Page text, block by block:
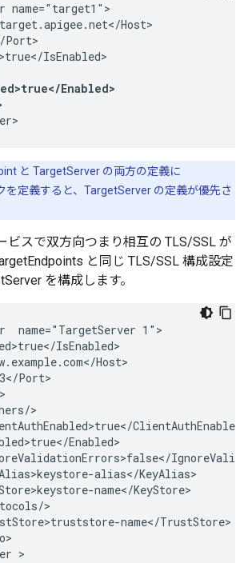
name="target1">
Host>
Port>
IsEnabled>
Enabled>
と TargetServer の両方の定義に
を定義すると、TargetServer の定義が優先さ
ビスで双方向つまり相互の TLS/SSL が
と同じ TLS/SSL 構成設定
を構成します。
name="TargetServer 1">
IsEnabled>
Host>
Port>
>
ClientAuthEnabled>
Enabled>
alias</KeyAlias>
name</KeyStore>
>
name</TrustStore>
>